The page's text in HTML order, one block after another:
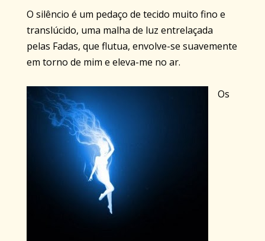
O silêncio é um pedaço de tecido muito fino e
translúcido, uma malha de luz entrelaçada
pelas Fadas, que flutua, envolve-se suavemente
em torno de mim e eleva-me no ar.
Os